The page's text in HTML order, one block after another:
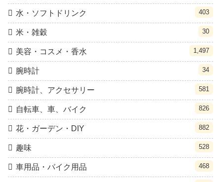
水・ソフトドリンク 403
米・雑穀 30
美容・コスメ・香水 1,497
腕時計 34
腕時計、アクセサリー 581
自転車、車、バイク 826
花・ガーデン・DIY 882
趣味 528
車用品・バイク用品 468